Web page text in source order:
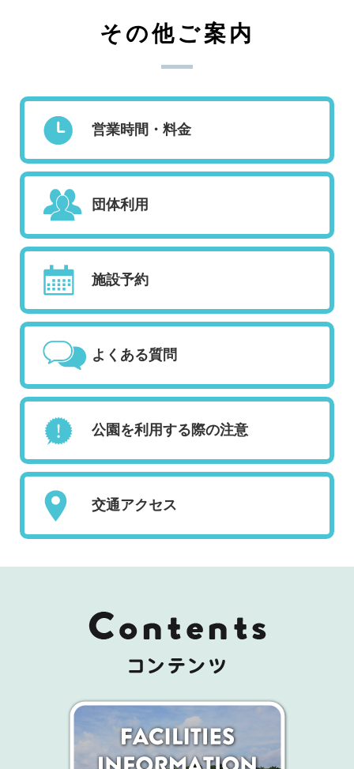
その他ご案内
営業時間・料金
団体利用
施設予約
よくある質問
公園を利用する際の注意
交通アクセス